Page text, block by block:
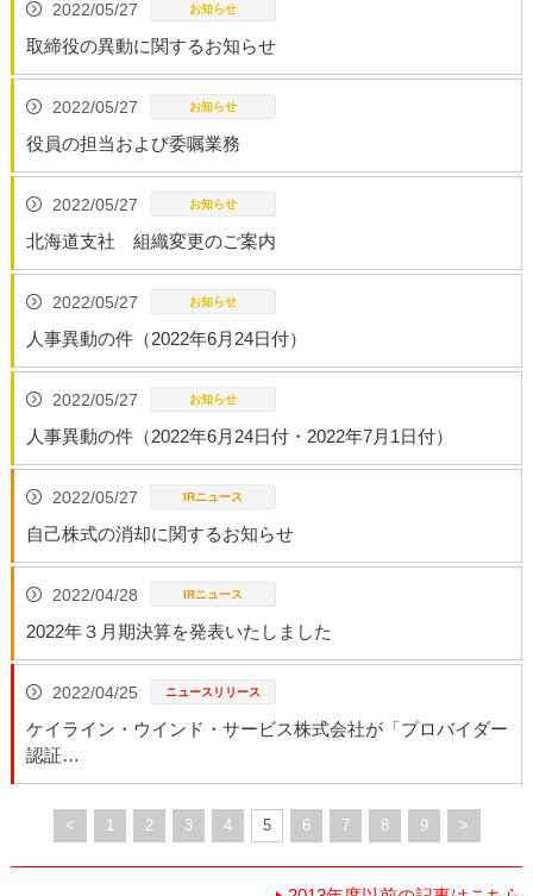
2022/05/27
取締役の異動に関するお知らせ
2022/05/27
役員の担当および委嘱業務
2022/05/27
北海道支社 組織変更のご案内
2022/05/27
人事異動の件（2022年6月24日付）
2022/05/27
人事異動の件（2022年6月24日付・2022年7月1日付）
2022/05/27
自己株式の消却に関するお知らせ
2022/04/28
2022年３月期決算を発表いたしました
2022/04/25
ケイライン・ウインド・サービス株式会社が「プロバイダー
認証…
< 1 2 3 4 5 6 7 8 9 >